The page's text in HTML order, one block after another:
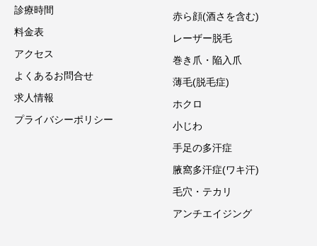
診療時間
料金表
アクセス
よくあるお問合せ
求人情報
プライバシーポリシー
赤ら顔(酒さを含む)
レーザー脱毛
巻き爪・陥入爪
薄毛(脱毛症)
ホクロ
小じわ
手足の多汗症
腋窩多汗症(ワキ汗)
毛穴・テカリ
アンチエイジング